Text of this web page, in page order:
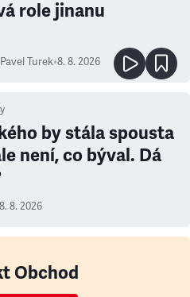
role jinanu
Pavel Turek•8. 8. 2026
by stála spousta
není, co býval. Dá
8. 8. 2026
Obchod